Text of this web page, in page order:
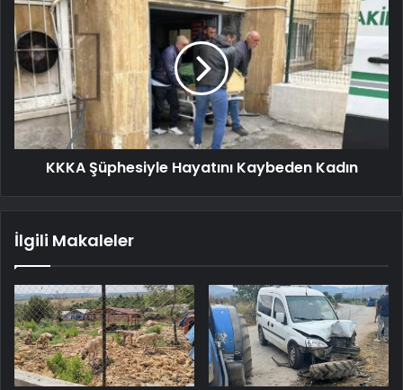
KKKA Şüphesiyle Hayatını Kaybeden Kadın
İlgili Makaleler